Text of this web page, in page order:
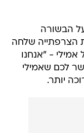
הבשורה
הצרפתייה שלחה
- "אנחנו
לכם שאמילי
יותר.